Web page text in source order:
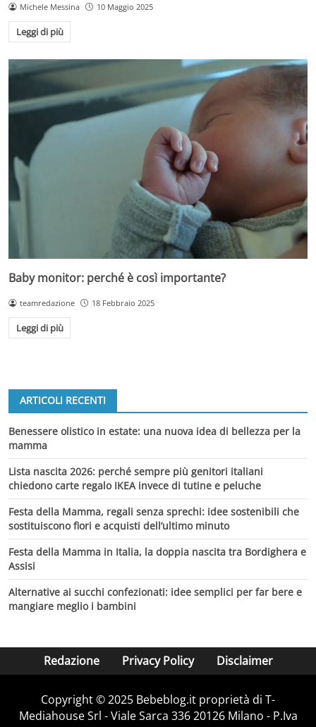
Michele Messina 10 Maggio 2025
Leggi di più
Baby monitor: perché è così importante?
teamredazione 18 Febbraio 2025
Leggi di più
ARTICOLI RECENTI
Benessere olistico in estate: una nuova idea di bellezza per la
mamma
Lista nascita 2026: perché sempre più genitori italiani
chiedono carte regalo IKEA invece di tutine e peluche
Festa della Mamma, regali senza sprechi: idee sostenibili che
sostituiscono fiori e acquisti dell’ultimo minuto
Festa della Mamma in Italia, la doppia nascita tra Bordighera e
Assisi
Alternative ai succhi confezionati: idee semplici per far bere e
mangiare meglio i bambini
Redazione Privacy Policy Disclaimer
Copyright © 2025 Bebeblog.it proprietà di T-
Mediahouse Srl - Viale Sarca 336 20126 Milano - P.Iva